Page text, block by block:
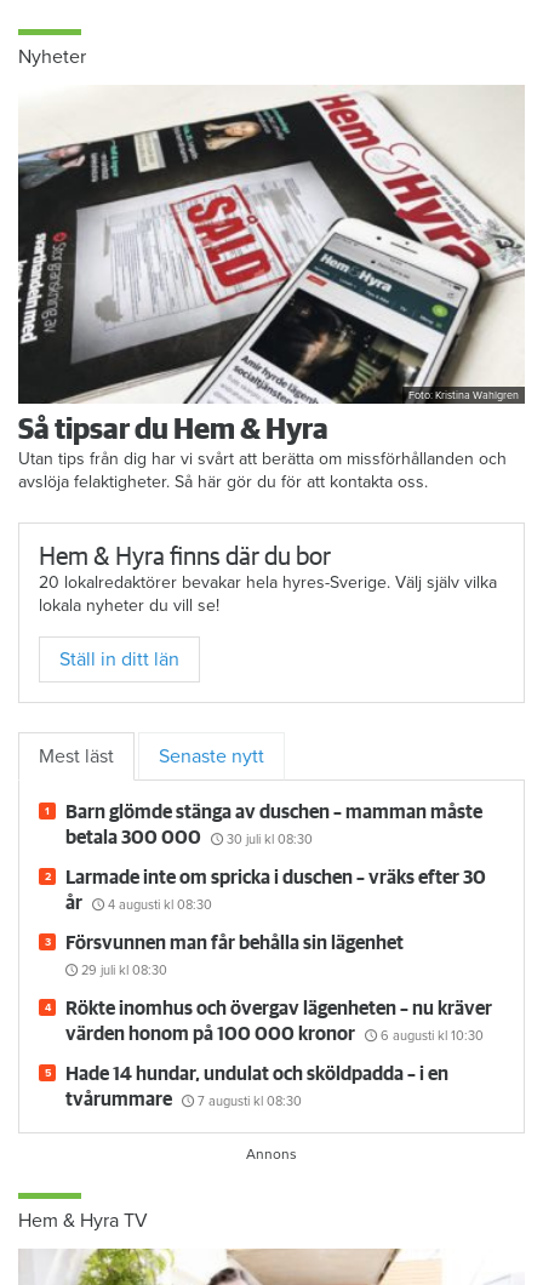
Nyheter
Foto: Kristina Wahlgren
Så tipsar du Hem & Hyra
Utan tips från dig har vi svårt att berätta om missförhållanden och
avslöja felaktigheter. Så här gör du för att kontakta oss.
Hem & Hyra finns där du bor
20 lokalredaktörer bevakar hela hyres-Sverige. Välj själv vilka
lokala nyheter du vill se!
Ställ in ditt län
Mest läst Senaste nytt
Barn glömde stänga av duschen – mamman måste
betala 300 000
30 juli kl 08:30
Larmade inte om spricka i duschen – vräks efter 30
år
4 augusti kl 08:30
Försvunnen man får behålla sin lägenhet
29 juli kl 08:30
Rökte inomhus och övergav lägenheten – nu kräver
värden honom på 100 000 kronor
6 augusti kl 10:30
Hade 14 hundar, undulat och sköldpadda – i en
tvårummare
7 augusti kl 08:30
Hem & Hyra TV